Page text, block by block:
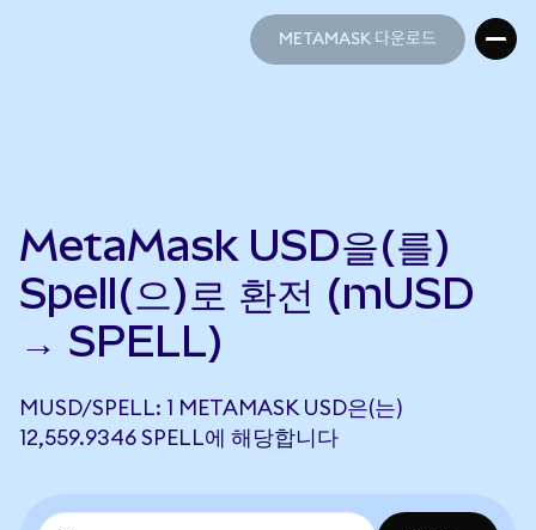
METAMASK 다운로드
MetaMask USD을(를)
Spell(으)로 환전 (mUSD
→ SPELL)
MUSD/SPELL: 1 METAMASK USD은(는)
12,559.9346 SPELL에 해당합니다